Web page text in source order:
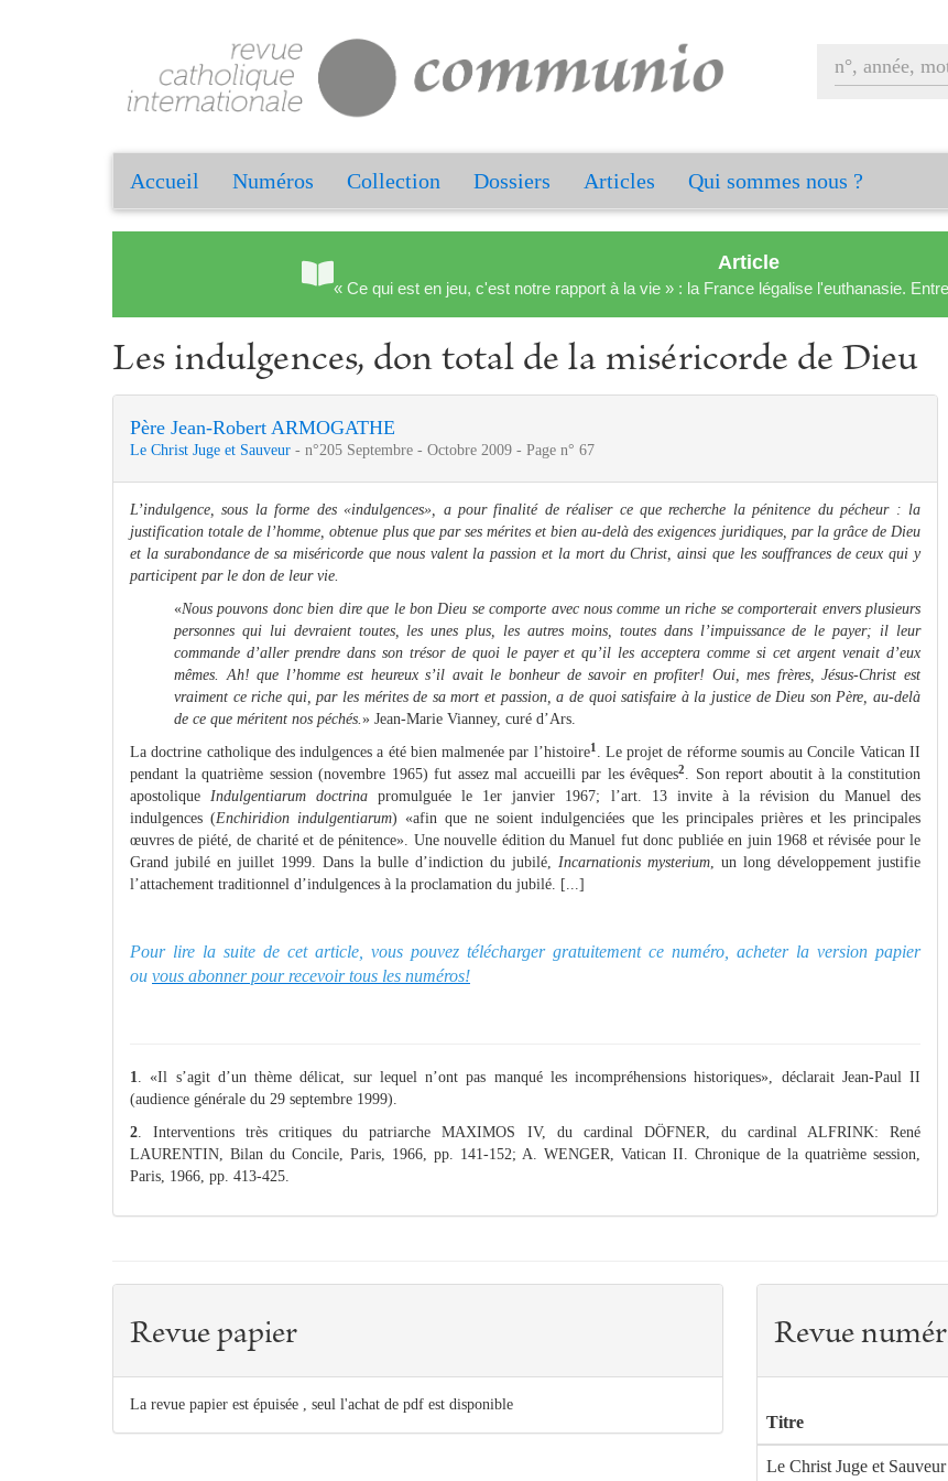
Accueil Numéros Collection Dossiers Articles Qui sommes nous ?
Article
« Ce qui est en jeu, c'est notre rapport à la vie » : la France légalise l'euthanasie.
Les indulgences, don total de la miséricorde de Dieu
Père Jean-Robert ARMOGATHE
Le Christ Juge et Sauveur - n°205 Septembre - Octobre 2009 - Page n° 67
L’indulgence, sous la forme des«indulgences», a pour finalité de réaliser ce que recherche la pénitence du pécheur : la
justification totale de l’homme, obtenue plus que par ses mérites et bien au-delà des exigences juridiques, par la grâce de Dieu
et la surabondance de sa miséricorde que nous valent la passion et la mort du Christ, ainsi que les souffrances de ceux qui y
participent par le don de leur vie.
«Nous pouvons donc bien dire que le bon Dieu se comporte avec nous comme un riche se comporterait envers plusieurs
personnes qui lui devraient toutes, les unes plus, les autres moins, toutes dans l’impuissance de le payer; il leur
commande d’aller prendre dans son trésor de quoi le payer et qu’il les acceptera comme si cet argent venait d’eux
mêmes. Ah! que l’homme est heureux s’il avait le bonheur de savoir en profiter! Oui, mes frères, Jésus-Christ est
vraiment ce riche qui, par les mérites de sa mort et passion, a de quoi satisfaire à la justice de Dieu son Père, au-delà
de ce que méritent nos péchés.» Jean-Marie Vianney, curé d’Ars.
La doctrine catholique des indulgences a été bien malmenée par l’histoire1 . Le projet de réforme soumis au Concile Vatican II
pendant la quatrième session (novembre 1965) fut assez mal accueilli par les évêques2. Son report aboutit à la constitution
apostoliqueIndulgentiarum doctrina promulguée le 1er janvier 1967; l’art. 13 invite à la révision du Manuel des
indulgences (Enchiridion indulgentiarum) «afin que ne soient indulgenciées que les principales prières et les principales
œuvres de piété, de charité et de pénitence». Une nouvelle édition du Manuel fut donc publiée en juin 1968 et révisée pour le
Grand jubilé en juillet 1999. Dans la bulle d’indiction du jubilé, Incarnationis mysterium, un long développement justifie
l’attachement traditionnel d’indulgences à la proclamation du jubilé. [...]
Pour lire la suite de cet article, vous pouvez télécharger gratuitement ce numéro, acheter la version papier
ou vous abonner pour recevoir tous les numéros!
1. «Il s’agit d’un thème délicat, sur lequel n’ont pas manqué les incompréhensions historiques», déclarait Jean-Paul II
(audience générale du 29 septembre 1999).
2. Interventions très critiques du patriarche MAXIMOS IV, du cardinal DÖFNER, du cardinal ALFRINK: René
LAURENTIN, Bilan du Concile, Paris, 1966, pp. 141-152; A. WENGER, Vatican II. Chronique de la quatrième session,
Paris, 1966, pp. 413-425.
Revue papier
La revue papier est épuisée , seul l'achat de pdf est disponible
Revue
Titre
Le Christ Juge et